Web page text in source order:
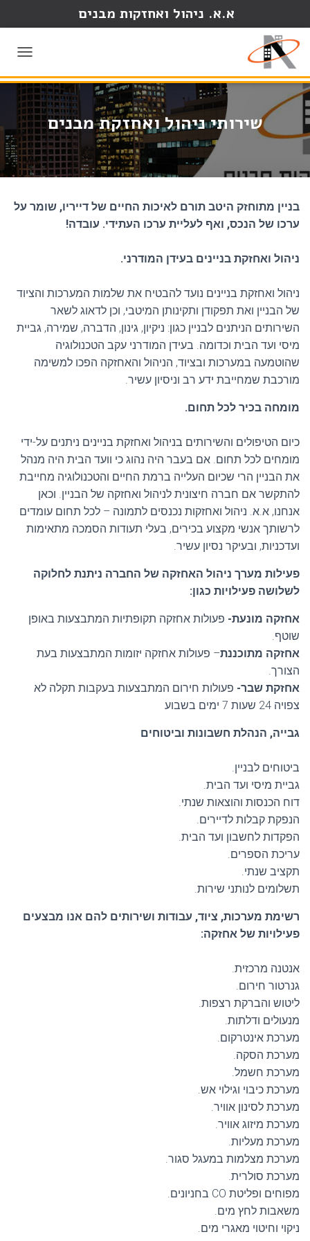
א.א. ניהול ואחזקות מבנים
O
G
G
L
E
N
A
V
A
שירותי ניהול ואחזקת מבנים
בניין מתוחזק היטב תורם לאיכות החיים של דייריו, שומר על
ערכו של הנכס, ואף לעליית ערכו העתידי. עובדה!
ניהול ואחזקת בניינים בעידן המודרני.
ניהול ואחזקת בניינים נועד להבטיח את שלמות המערכות והציוד
של הבניין ואת תפקודן ותקינותן המיטבי, וכן לדאוג לשאר
השירותים הניתנים לבניין כגון: ניקיון, גינון, הדברה, שמירה, גביית
מיסי ועד הבית וכדומה. בעידן המודרני עקב הטכנולוגיה
שהוטמעה במערכות ובציוד, הניהול והאחזקה הפכו למשימה
מורכבת שמחייבת ידע רב וניסיון עשיר.
מומחה בכיר לכל תחום.
כיום הטיפולים והשירותים בניהול ואחזקת בניינים ניתנים על-ידי
מומחים לכל תחום. אם בעבר היה נהוג כי וועד הבית היה מנהל
את הבניין הרי שכיום העלייה ברמת החיים והטכנולוגיה מחייבת
להתקשר אם חברה חיצונית לניהול ואחזקה של הבניין. וכאן
אנחנו, א.א. ניהול ואחזקות נכנסים לתמונה – לכל תחום עומדים
לרשותך אנשי מקצוע בכירים, בעלי תעודות הסמכה מתאימות
ועדכניות, ובעיקר נסיון עשיר.
פעילות מערך ניהול האחזקה של החברה ניתנת לחלוקה
לשלושה פעילויות כגון:
אחזקה מונעת- פעולות אחזקה תקופתיות המתבצעות באופן
שוטף.
אחזקה מתוכננת– פעולות אחזקה יזומות המתבצעות בעת
הצורך.
אחזקת שבר- פעולות חירום המתבצעות בעקבות תקלה לא
צפויה 24 שעות 7 ימים בשבוע
גבייה, הנהלת חשבונות וביטוחים
ביטוחים לבניין.
גביית מיסי ועד הבית.
דוח הכנסות והוצאות שנתי.
הנפקת קבלות לדיירים.
הפקדות לחשבון ועד הבית.
עריכת הספרים.
תקציב שנתי.
תשלומים לנותני שירות.
רשימת מערכות, ציוד, עבודות ושירותים להם אנו מבצעים
פעילויות של אחזקה:
אנטנה מרכזית.
גנרטור חירום.
ליטוש והברקת רצפות.
מנעולים ודלתות.
מערכת אינטרקום.
מערכת הסקה.
מערכת חשמל.
מערכת כיבוי וגילוי אש.
מערכת לסינון אוויר.
מערכת מיזוג אוויר.
מערכת מעליות.
מערכת מצלמות במעגל סגור.
מערכת סולרית.
מפוחים ופליטת CO בחניונים.
משאבות לחץ מים.
ניקוי וחיטוי מאגרי מים.